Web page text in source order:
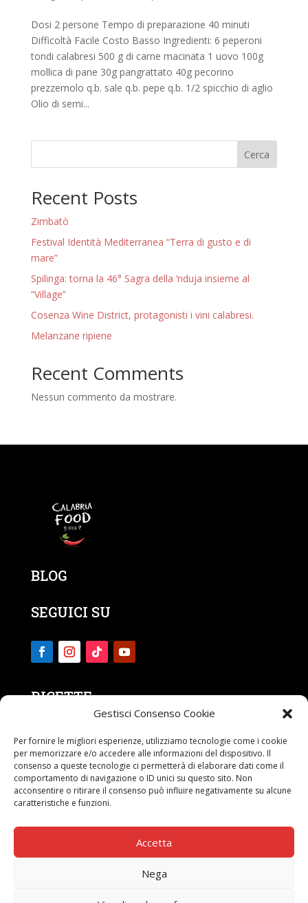
Gestisci Consenso Cookie
Per fornire le migliori esperienze, utilizziamo tecnologie come i cookie
per memorizzare e/o accedere alle informazioni del dispositivo. Il
consenso a queste tecnologie ci permetterà di elaborare dati come il
comportamento di navigazione o ID unici su questo sito. Non
acconsentire o ritirare il consenso può influire negativamente su alcune
caratteristiche e funzioni.
Accetta
Nega
Dosi 2 persone Tempo di preparazione 40 minuti
Difficoltà Facile Costo Basso Ingredienti: 6 peperoni
tondi calabresi 500 g di carne macinata 1 uovo 100g
mollica di pane 30g pangrattato 40g pecorino
prezzemolo q.b. sale q.b. pepe q.b. 1/2 spicchio di aglio
Olio di semi...
Cerca
Recent Posts
Zimbatò
Festival Identità Mediterranea “Terra di gusto e di
mare”
Spilinga: torna la 46° Sagra della ‘nduja insieme al
“Village”
Cosenza Wine District, protagonisti i vini calabresi.
Melanzane ripiene
Recent Comments
Nessun commento da mostrare.
BLOG
SEGUICI SU
RICETTE
CONTATTI